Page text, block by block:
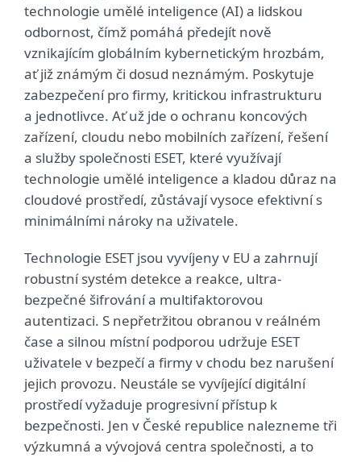
technologie umělé inteligence (AI) a lidskou
odbornost, čímž pomáhá předejít nově
vznikajícím globálním kybernetickým hrozbám,
ať již známým či dosud neznámým. Poskytuje
zabezpečení pro firmy, kritickou infrastrukturu
a jednotlivce. Ať už jde o ochranu koncových
zařízení, cloudu nebo mobilních zařízení, řešení
a služby společnosti ESET, které využívají
technologie umělé inteligence a kladou důraz na
cloudové prostředí, zůstávají vysoce efektivní s
minimálními nároky na uživatele.
Technologie ESET jsou vyvíjeny v EU a zahrnují
robustní systém detekce a reakce, ultra-
bezpečné šifrování a multifaktorovou
autentizaci. S nepřetržitou obranou v reálném
čase a silnou místní podporou udržuje ESET
uživatele v bezpečí a firmy v chodu bez narušení
jejich provozu. Neustále se vyvíjející digitální
prostředí vyžaduje progresivní přístup k
bezpečnosti. Jen v České republice nalezneme tři
výzkumná a vývojová centra společnosti, a to